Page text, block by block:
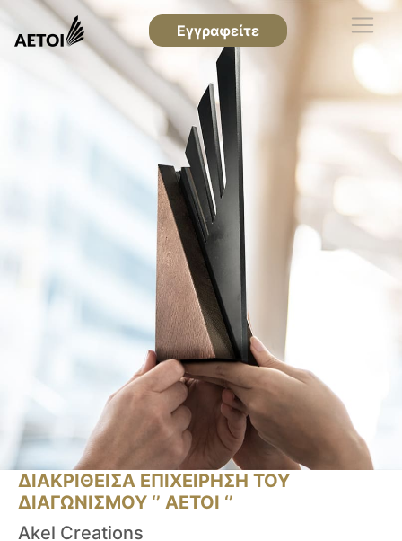
Εγγραφείτε
ΔΙΑΚΡΙΘΕΙΣΑ ΕΠΙΧΕΙΡΗΣΗ ΤΟΥ
ΔΙΑΓΩΝΙΣΜΟΥ ‘’ ΑΕΤΟΙ ‘’
Akel Creations